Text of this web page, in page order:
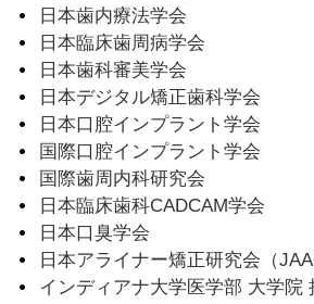
日本歯内療法学会
日本臨床歯周病学会
日本歯科審美学会
日本デジタル矯正歯科学会
日本口腔インプラント学会
国際口腔インプラント学会
国際歯周内科研究会
日本臨床歯科CADCAM学会
日本口臭学会
日本アライナー矯正研究会（
インディアナ大学医学部 大学院